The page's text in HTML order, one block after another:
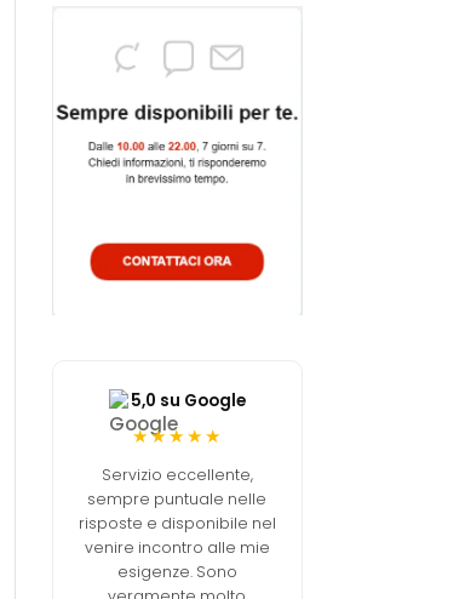
5,0 su Google
★★★★★
Servizio eccellente,
sempre puntuale nelle
risposte e disponibile nel
venire incontro alle mie
esigenze. Sono